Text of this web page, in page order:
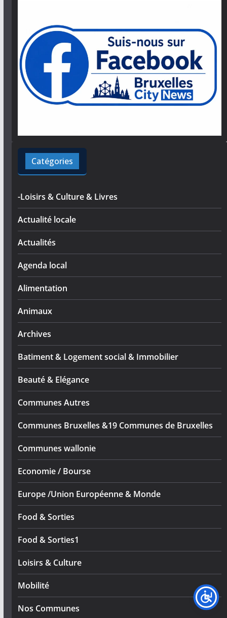
Catégories
-Loisirs & Culture & Livres
Actualité locale
Actualités
Agenda local
Alimentation
Animaux
Archives
Batiment & Logement social & Immobilier
Beauté & Elégance
Communes Autres
Communes Bruxelles &19 Communes de Bruxelles
Communes wallonie
Economie / Bourse
Europe /Union Européenne & Monde
Food & Sorties
Food & Sorties1
Loisirs & Culture
Mobilité
Nos Communes